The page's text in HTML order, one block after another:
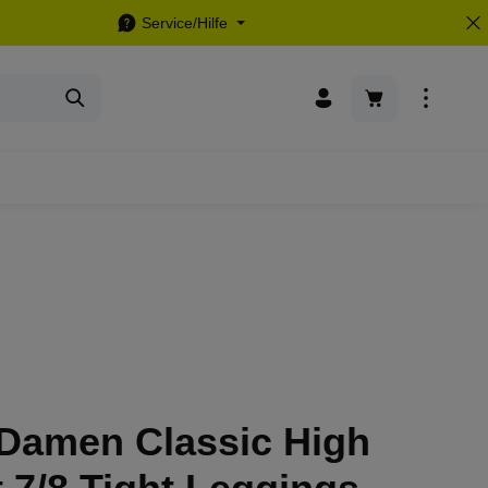
Service/Hilfe
Warenkorb
Classic High